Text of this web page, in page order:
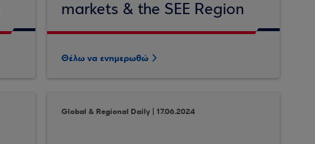
markets & the SEE Region
Θέλω να ενημερωθώ
Global & Regional Daily | 17.06.2024